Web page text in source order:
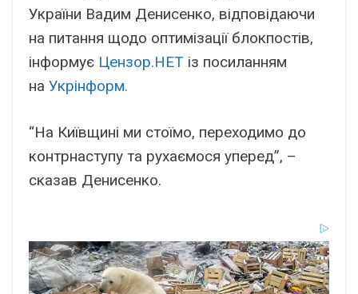
України Вадим Денисенко, відповідаючи
на питання щодо оптимізації блокпостів,
інформує Цензор.НЕТ із посиланням
на Укрінформ.
“На Київщині ми стоїмо, переходимо до
контрнаступу та рухаємося уперед”, –
сказав Денисенко.